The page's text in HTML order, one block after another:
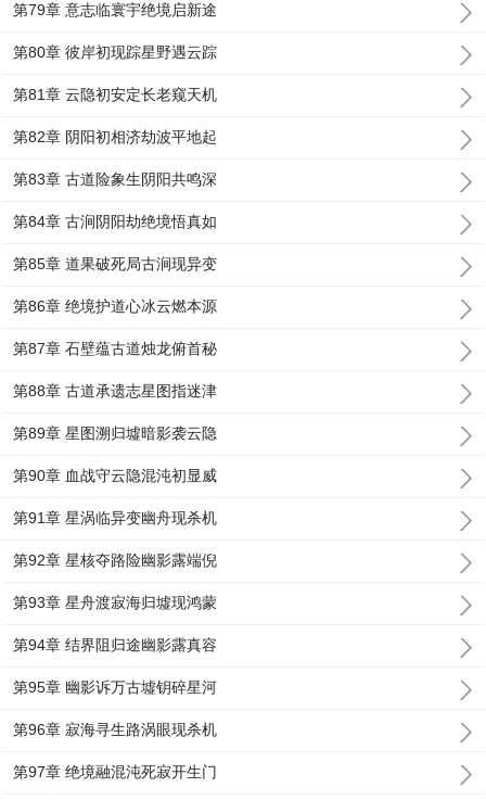
第79章 意志临寰宇绝境启新途
第80章 彼岸初现踪星野遇云踪
第81章 云隐初安定长老窥天机
第82章 阴阳初相济劫波平地起
第83章 古道险象生阴阳共鸣深
第84章 古涧阴阳劫绝境悟真如
第85章 道果破死局古涧现异变
第86章 绝境护道心冰云燃本源
第87章 石壁蕴古道烛龙俯首秘
第88章 古道承遗志星图指迷津
第89章 星图溯归墟暗影袭云隐
第90章 血战守云隐混沌初显威
第91章 星涡临异变幽舟现杀机
第92章 星核夺路险幽影露端倪
第93章 星舟渡寂海归墟现鸿蒙
第94章 结界阻归途幽影露真容
第95章 幽影诉万古墟钥碎星河
第96章 寂海寻生路涡眼现杀机
第97章 绝境融混沌死寂开生门